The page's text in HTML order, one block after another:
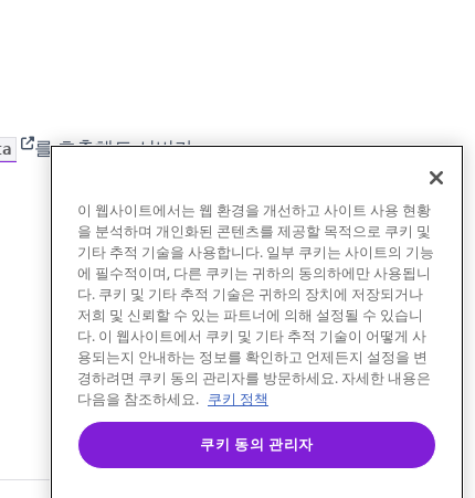
(opens in new tab)
를 호출해도 서버가
이 웹사이트에서는 웹 환경을 개선하고 사이트 사용 현황
을 분석하며 개인화된 콘텐츠를 제공할 목적으로 쿠키 및
기타 추적 기술을 사용합니다. 일부 쿠키는 사이트의 기능
에 필수적이며, 다른 쿠키는 귀하의 동의하에만 사용됩니
다. 쿠키 및 기타 추적 기술은 귀하의 장치에 저장되거나
저희 및 신뢰할 수 있는 파트너에 의해 설정될 수 있습니
다. 이 웹사이트에서 쿠키 및 기타 추적 기술이 어떻게 사
용되는지 안내하는 정보를 확인하고 언제든지 설정을 변
경하려면 쿠키 동의 관리자를 방문하세요. 자세한 내용은
다음을 참조하세요. 쿠키 정책
쿠키 동의 관리자